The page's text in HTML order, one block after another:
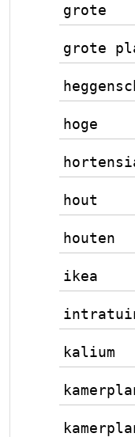
grote
grote
hoge
hout
houten
ikea
kalium